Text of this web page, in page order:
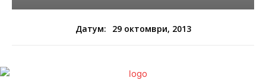
Датум: 29 октомври, 2013